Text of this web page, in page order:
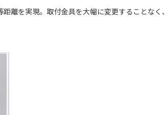
離を実現。取付金具を大幅に変更することなく